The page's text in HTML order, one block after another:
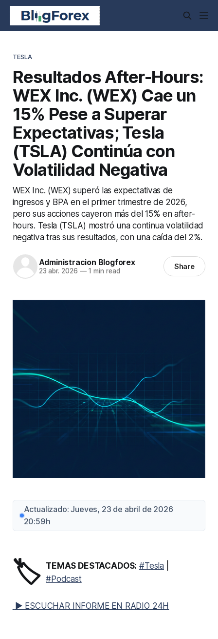
TESLA
Resultados After-Hours:
WEX Inc. (WEX) Cae un
15% Pese a Superar
Expectativas; Tesla
(TSLA) Continúa con
Volatilidad Negativa
WEX Inc. (WEX) superó las expectativas de
ingresos y BPA en el primer trimestre de 2026,
pero sus acciones cayeron más del 15% en after-
hours. Tesla (TSLA) mostró una continua volatilidad
negativa tras sus resultados, con una caída del 2%.
Administracion Blogforex
23 abr. 2026 —1 min read Share
Actualizado: Jueves, 23 de abril de 2026
20:59h
🏷️ TEMAS DESTACADOS: #Tesla
#Podcast
▶ ESCUCHAR INFORME EN RADIO 24H